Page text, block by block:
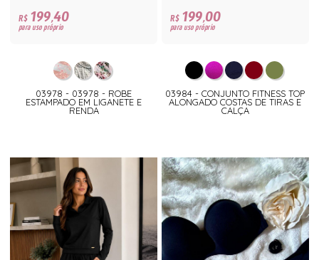
R$199,40
para uso próprio
03978 - 03978 - ROBE
ESTAMPADO EM LIGANETE E
RENDA
R$199,00
para uso próprio
03984 - CONJUNTO FITNESS TOP
ALONGADO COSTAS DE TIRAS E
CALÇA